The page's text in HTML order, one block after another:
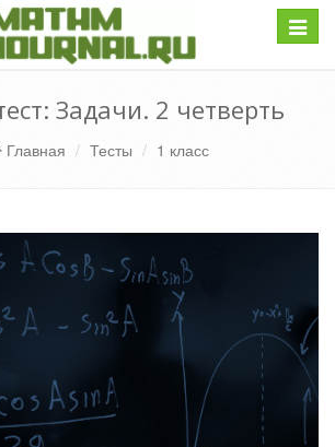
Задачи. 2 четверть
Главная Тесты 1 класс